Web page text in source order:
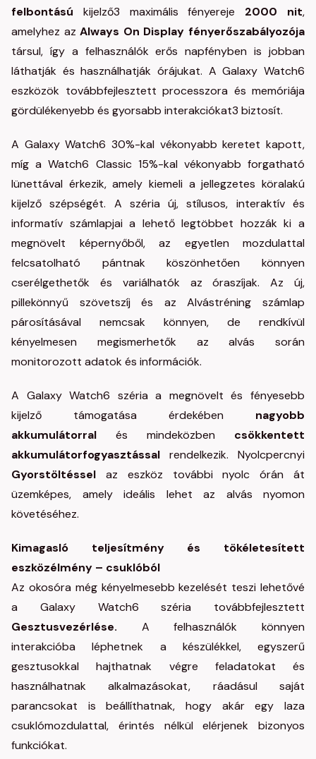
felbontású kijelző3 maximális fényereje 2000 nit,
amelyhez azAlways On Display fényerőszabályozója
társul, így a felhasználók erős napfényben is jobban
láthatják és használhatják órájukat. A Galaxy Watch6
eszközök továbbfejlesztett processzora és memóriája
gördülékenyebb és gyorsabb interakciókat3 biztosít.
A Galaxy Watch6 30%-kal vékonyabb keretet kapott,
míg a Watch6 Classic 15%-kal vékonyabb forgatható
lünettával érkezik, amely kiemeli a jellegzetes köralakú
kijelző szépségét. A széria új, stílusos, interaktív és
informatív számlapjai a lehető legtöbbet hozzák ki a
megnövelt képernyőből, az egyetlen mozdulattal
felcsatolható pántnak köszönhetően könnyen
cserélgethetők és variálhatók az óraszíjak. Az új,
pillekönnyű szövetszíjés az Alvástréning számlap
párosításával nemcsak könnyen, de rendkívül
kényelmesen megismerhetők az alvás során
monitorozott adatok és információk.
A Galaxy Watch6 széria a megnövelt és fényesebb
kijelző támogatása érdekében nagyobb
akkumulátorral és mindeközben csökkentett
akkumulátorfogyasztással rendelkezik. Nyolcpercnyi
Gyorstöltéssel az eszköz további nyolc órán át
üzemképes, amely ideális lehet az alvás nyomon
követéséhez.
Kimagasló teljesítmény és tökéletesített
eszközélmény – csuklóból
Az okosóra még kényelmesebb kezelését teszi lehetővé
a Galaxy Watch6 széria továbbfejlesztett
Gesztusvezérlése. A felhasználók könnyen
interakcióba léphetnek a készülékkel, egyszerű
gesztusokkal hajthatnak végre feladatokat és
használhatnak alkalmazásokat, ráadásul saját
parancsokat is beállíthatnak, hogy akár egy laza
csuklómozdulattal, érintés nélkül elérjenek bizonyos
funkciókat.